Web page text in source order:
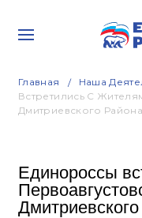
Главная Наша
Встретились С
Дмитриевского Района
Единороссы